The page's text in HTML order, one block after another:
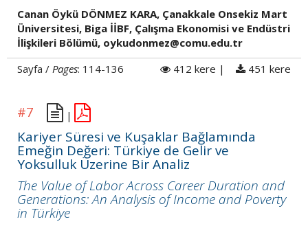
Canan Öykü DÖNMEZ KARA, Çanakkale Onsekiz Mart
Üniversitesi, Biga İİBF, Çalışma Ekonomisi ve Endüstri
İlişkileri Bölümü, oykudonmez@comu.edu.tr
Sayfa / Pages: 114-136 412 kere | 451 kere
#7 |
Kariyer Süresi ve Kuşaklar Bağlamında
Emeğin Değeri: Türkiye de Gelir ve
Yoksulluk Üzerine Bir Analiz
The Value of Labor Across Career Duration and
Generations: An Analysis of Income and Poverty
in Türkiye